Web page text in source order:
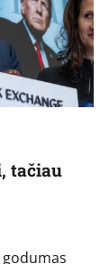
tačiau